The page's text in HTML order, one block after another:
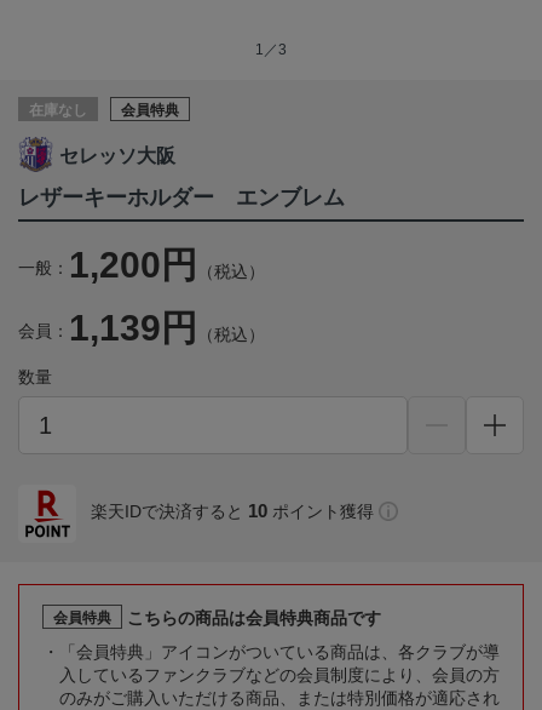
1／3
在庫なし 会員特典
セレッソ大阪
レザーキーホルダー エンブレム
一般： 1,200円 （税込）
会員： 1,139円 （税込）
数量
楽天IDで決済すると 10 ポイント獲得
会員特典
こちらの商品は会員特典商品です
「会員特典」アイコンがついている商品は、各クラブが導
入しているファンクラブなどの会員制度により、会員の方
のみがご購入いただける商品、または特別価格が適応され